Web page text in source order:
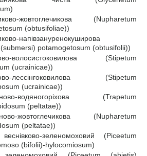
жовтоглечикова (Nupharetum
(obtusifoliae))
напівзануренокуширова
potamogetosum (obtusifolii))
волосистоковилова (Stipetum
(ucrainicae))
лессінгоковилова (Stipetum
(ucrainicae))
водяногоріхова (Trapetum
(peltatae))
жовтоглечикова (Nupharetum
(peltatae))
зеленомоховий (Piceetum
(bifolii)-hylocomiosum)